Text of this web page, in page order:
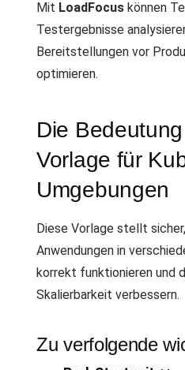
Mit LoadFocus können
Testergebnisse
Bereitstellungen vor
optimieren.
Die
Vorlage für
Umgebungen
Diese Vorlage stellt
Anwendungen in
korrekt funktionieren und
Skalierbarkeit verbessern.
Zu verfolgende